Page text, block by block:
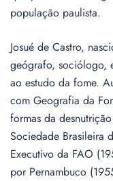
população paulista.
Josué de Castro,
geógrafo, sociólogo,
ao estudo da fome.
com Geografia da
formas da
Sociedade Brasileira
Executivo da FAO
por Pernambuco